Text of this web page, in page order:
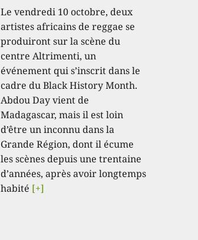
Le vendredi 10 octobre, deux
artistes africains de reggae se
produiront sur la scène du
centre Altrimenti, un
événement qui s’inscrit dans le
cadre du Black History Month.
Abdou Day vient de
Madagascar, mais il est loin
d’être un inconnu dans la
Grande Région, dont il écume
les scènes depuis une trentaine
d’années, après avoir longtemps
habité [+]